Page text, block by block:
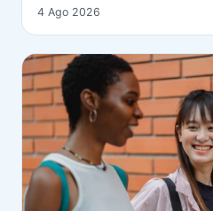
4 Ago 2026